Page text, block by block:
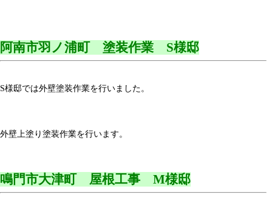
阿南市羽ノ浦町 塗装作業 S様邸
S様邸では外壁塗装作業を行いました。
外壁上塗り塗装作業を行います。
鳴門市大津町 屋根工事 M様邸